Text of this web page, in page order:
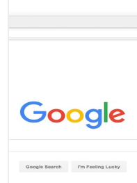
Twoich
danych
extension